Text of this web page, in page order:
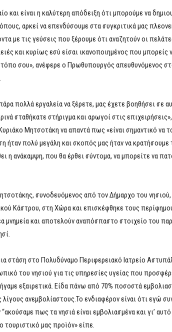
και είναι η καλύτερη απόδειξη ότι μπορούμε να
αρκεί να επενδύσουμε στα συγκριτικά μας
με τις γεύσεις που ξέρουμε ότι αναζητούν οι
και κυρίως εσύ είσαι ικανοποιημένος που μπορείς
σου», ανέφερε ο Πρωθυπουργός απευθυνόμενος
πολλά εργαλεία να ξέρετε, μας έχετε βοηθήσει σε
σταθήκατε στήριγμα και αρωγοί στις
Μητσοτάκη να απαντά πως «είναι σημαντικό να
ήταν πολύ μεγάλη και σκοπός μας ήταν να
η ανάκαμψη, που θα έρθει σύντομα, να μπορείτε να
συνοδευόμενος από τον Δήμαρχο του
Κάστρου, στη Χώρα και επισκέφθηκε τους
μνημεία και αποτελούν αναπόσπαστο στοιχείο του
στάση στο Πολυδύναμο Περιφερειακό Ιατρείο
του νησιού για τις υπηρεσίες υγείας που
εξαιρετικά. Είδα πάνω από 70% ποσοστά
λίγους ανεμβολίαστους.Το ενδιαφέρον είναι ότι εγώ
πως τα νησιά είναι εμβολιασμένα και γι’
τουριστικό μας προϊόν» είπε.